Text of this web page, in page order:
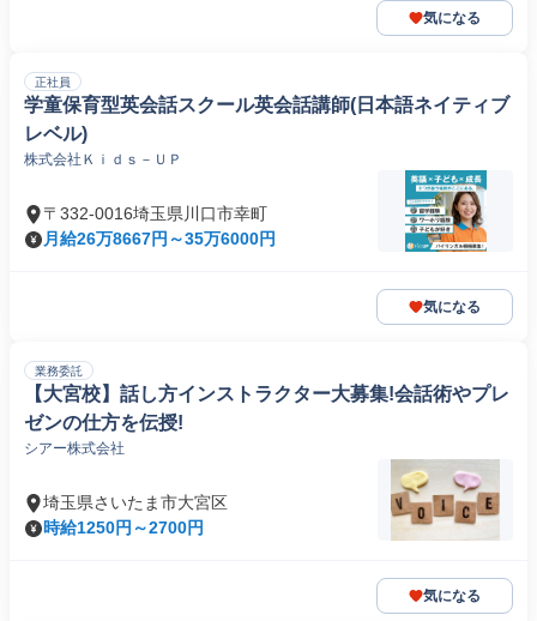
気になる
正社員
学童保育型英会話スクール英会話講師(日本語ネイティブ
レベル)
株式会社Ｋｉｄｓ－ＵＰ
〒332-0016埼玉県川口市幸町
月給26万8667円～35万6000円
気になる
業務委託
【大宮校】話し方インストラクター大募集!会話術やプレ
ゼンの仕方を伝授!
シアー株式会社
埼玉県さいたま市大宮区
時給1250円～2700円
気になる